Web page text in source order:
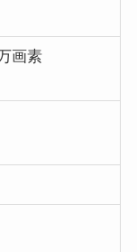
画素